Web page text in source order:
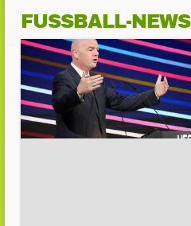
FUSSBALL-NEWS